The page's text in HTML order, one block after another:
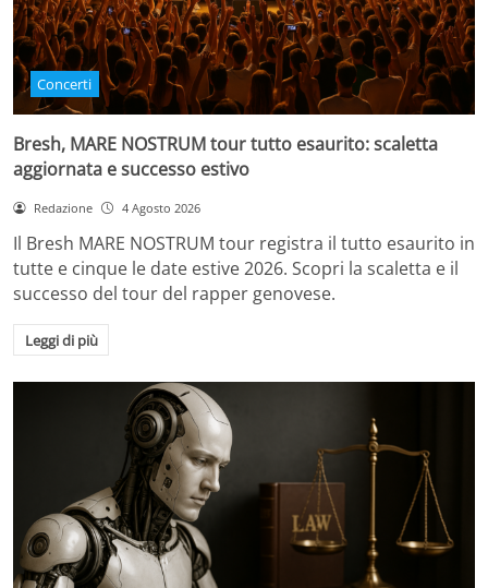
Concerti
Bresh, MARE NOSTRUM tour tutto esaurito: scaletta
aggiornata e successo estivo
Redazione 4 Agosto 2026
Il Bresh MARE NOSTRUM tour registra il tutto esaurito in
tutte e cinque le date estive 2026. Scopri la scaletta e il
successo del tour del rapper genovese.
Leggi di più